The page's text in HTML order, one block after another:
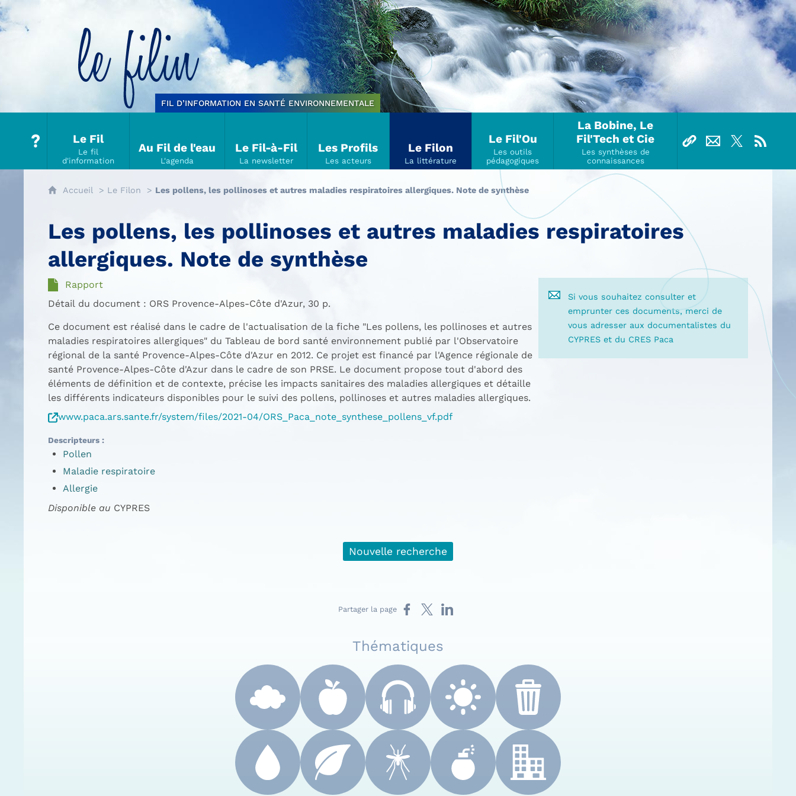
FIL D’INFORMATION EN SANTÉ ENVIRONNEMENTALE
Le Fil
Au Fil de l'eau Le Fil-à-Fil Les Profils Le Filon
Le Fil'Ou
La Bobine, Le
Fil'Tech et Cie
Accueil Le Filon Les pollens, les pollinoses et autres maladies respiratoires allergiques. Note de synthèse
Les pollens, les pollinoses et autres maladies respiratoires
allergiques. Note de synthèse
Rapport
Détail du document : ORS Provence-Alpes-Côte d'Azur, 30 p.
Ce document est réalisé dans le cadre de l'actualisation de la fiche "Les pollens, les pollinoses et autres
maladies respiratoires allergiques" du Tableau de bord santé environnement publié par l'Observatoire
régional de la santé Provence-Alpes-Côte d'Azur en 2012. Ce projet est financé par l'Agence régionale de
santé Provence-Alpes-Côte d'Azur dans le cadre de son PRSE. Le document propose tout d'abord des
éléments de définition et de contexte, précise les impacts sanitaires des maladies allergiques et détaille
les différents indicateurs disponibles pour le suivi des pollens, pollinoses et autres maladies allergiques.
www.paca.ars.sante.fr/system/files/2021-04/ORS_Paca_note_synthese_pollens_vf.pdf
Descripteurs
Pollen
Maladie respiratoire
Allergie
Disponible au CYPRES
Si vous souhaitez consulter et
emprunter ces documents, merci de
vous adresser aux documentalistes du
CYPRES et du CRES Paca
Nouvelle recherche
Partager la page Partager sur Facebook
Partager sur X
Partager sur LinkedIn
Thématiques